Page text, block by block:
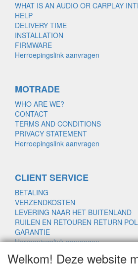
WHAT IS AN AUDIO OR CARPLAY
HELP
DELIVERY TIME
INSTALLATION
FIRMWARE
Herroepingslink aanvragen
MOTRADE
WHO ARE WE?
CONTACT
TERMS AND CONDITIONS
PRIVACY STATEMENT
Herroepingslink aanvragen
CLIENT SERVICE
BETALING
VERZENDKOSTEN
LEVERING NAAR HET BUITENLAND
RUILEN EN RETOUREN RETURN
GARANTIE
Herroepingslink aanvragen
Welkom! Deze website